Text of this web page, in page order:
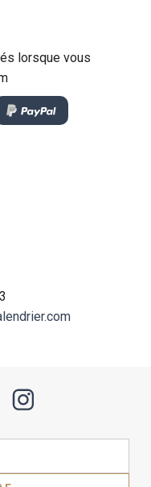
lorsque vous